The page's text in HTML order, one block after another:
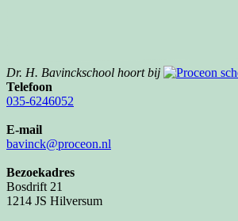
Dr. H. Bavinckschool hoort bij
Telefoon
035-6246052
E-mail
bavinck@proceon.nl
Bezoekadres
Bosdrift 21
1214 JS Hilversum